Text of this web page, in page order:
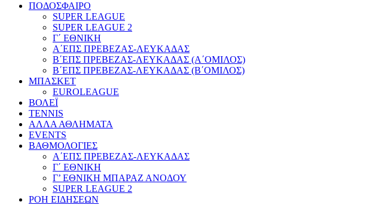
ΠΟΔΟΣΦΑΙΡΟ
SUPER LEAGUE
SUPER LEAGUE 2
Γ΄ ΕΘΝΙΚΗ
Α΄ΕΠΣ ΠΡΕΒΕΖΑΣ-ΛΕΥΚΑΔΑΣ
Β΄ΕΠΣ ΠΡΕΒΕΖΑΣ-ΛΕΥΚΑΔΑΣ (Α΄ΟΜΙΛΟΣ)
Β΄ΕΠΣ ΠΡΕΒΕΖΑΣ-ΛΕΥΚΑΔΑΣ (Β΄ΟΜΙΛΟΣ)
ΜΠΑΣΚΕΤ
EUROLEAGUE
ΒΟΛΕΪ
TENNIS
ΑΛΛΑ ΑΘΛΗΜΑΤΑ
EVENTS
ΒΑΘΜΟΛΟΓΙΕΣ
Α΄ΕΠΣ ΠΡΕΒΕΖΑΣ-ΛΕΥΚΑΔΑΣ
Γ΄ ΕΘΝΙΚΗ
Γ’ ΕΘΝΙΚΗ ΜΠΑΡΑΖ ΑΝΟΔΟΥ
SUPER LEAGUE 2
ΡΟΗ ΕΙΔΗΣΕΩΝ